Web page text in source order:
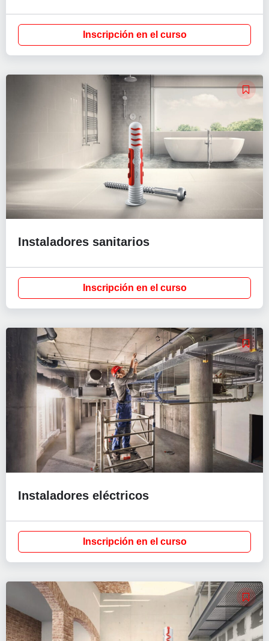
Inscripción en el curso
Instaladores sanitarios
Inscripción en el curso
Instaladores eléctricos
Inscripción en el curso